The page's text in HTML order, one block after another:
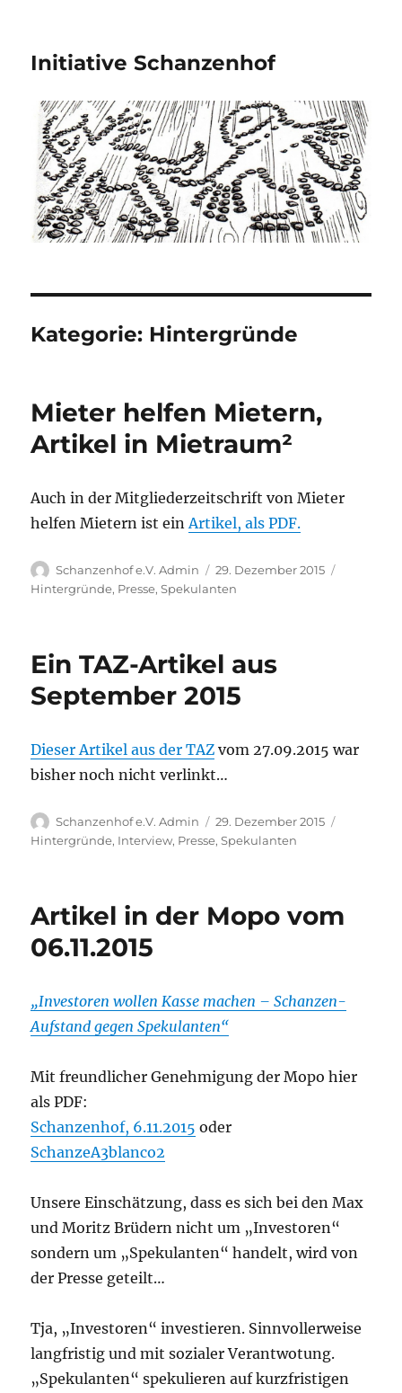
Initiative Schanzenhof
Kategorie: Hintergründe
Mieter helfen Mietern,
Artikel in Mietraum²
Auch in der Mitgliederzeitschrift von Mieter
helfen Mietern ist ein Artikel, als PDF.
Autor
Schanzenhof e.V. Admin
Veröffentlicht
am
29. Dezember 2015
Hintergründe, Presse,Spekulanten
Ein TAZ-Artikel aus
September 2015
Dieser Artikel aus der TAZ vom 27.09.2015 war
bisher noch nicht verlinkt…
Autor
Schanzenhof e.V. Admin
Veröffentlicht
am
29. Dezember 2015
Hintergründe, Interview, Presse,Spekulanten
Artikel in der Mopo vom
06.11.2015
„Investoren wollen Kasse machen – Schanzen-
Aufstand gegen Spekulanten“
Mit freundlicher Genehmigung der Mopo hier
als PDF:
Schanzenhof, 6.11.2015 oder
SchanzeA3blanco2
Unsere Einschätzung, dass es sich bei den Max
und Moritz Brüdern nicht um „Investoren“
sondern um „Spekulanten“ handelt, wird von
der Presse geteilt…
Tja, „Investoren“ investieren. Sinnvollerweise
langfristig und mit sozialer Verantwotung.
„Spekulanten“ spekulieren auf kurzfristigen